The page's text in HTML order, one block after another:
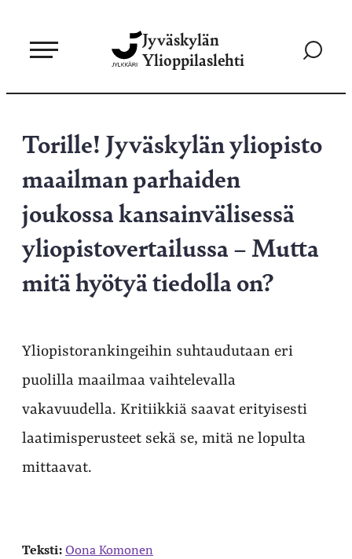
sisältöön
Jyväskylän
Ylioppilaslehti
Siirry
Torille! Jyväskylän yliopisto
maailman parhaiden
joukossa kansainvälisessä
yliopistovertailussa – Mutta
mitä hyötyä tiedolla on?
Yliopistorankingeihin suhtaudutaan eri
puolilla maailmaa vaihtelevalla
vakavuudella. Kritiikkiä saavat erityisesti
laatimisperusteet sekä se, mitä ne lopulta
mittaavat.
Teksti:Oona Komonen